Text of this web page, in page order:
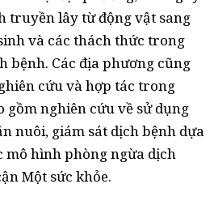
truyền lây từ động vật sang
và các thách thức trong
bệnh. Các địa phương cũng
cứu và hợp tác trong
gồm nghiên cứu về sử dụng
nuôi, giám sát dịch bệnh dựa
mô hình phòng ngừa dịch
Một sức khỏe.